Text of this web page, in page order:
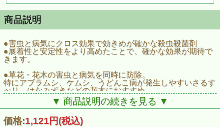
商品説明
●害虫と病気にクロス効果で効きめが確かな殺虫殺菌剤
●展着性と安定性をより高めたことで、確かな効果が期待で
きます。
●草花・花木の害虫と病気を同時に防除。
特にアブラムシ、ケムシ、うどんこ病が発生しやすいさるす
べり、はなみずきなどの花木におすすめ
●害虫にはノックダウン効果ですばやく退治
■効果のある害虫・病気
［害虫］アブラムシ類、チュウレンジハバチ、チャドクガ、
サルスベリフクロカイガラ ［病気］うどんこ病、白さび病
▼ 商品説明の続きを見る ▼
価格:1,121円(税込)